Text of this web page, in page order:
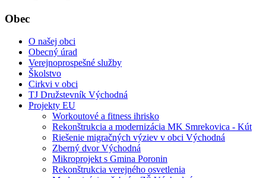
Obec
O našej obci
Obecný úrad
Verejnoprospešné služby
Školstvo
Cirkvi v obci
TJ Družstevník Východná
Projekty EU
Workoutové a fitness ihrisko
Rekonštrukcia a modernizácia MK Smrekovica - Kút
Riešenie migračných výziev v obci Východná
Zberný dvor Východná
Mikroprojekt s Gmina Poronin
Rekonštrukcia verejného osvetlenia